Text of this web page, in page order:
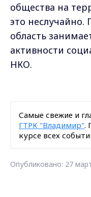
общества на
это неслучайно.
область
активности
НКО.
Самые свежие и
ГТРК "Владимир".
курсе всех
Опубликовано: 27